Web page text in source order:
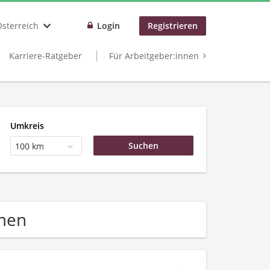
Login Registrieren
Karriere-Ratgeber Für Arbeitgeber:innen
Umkreis
100 km